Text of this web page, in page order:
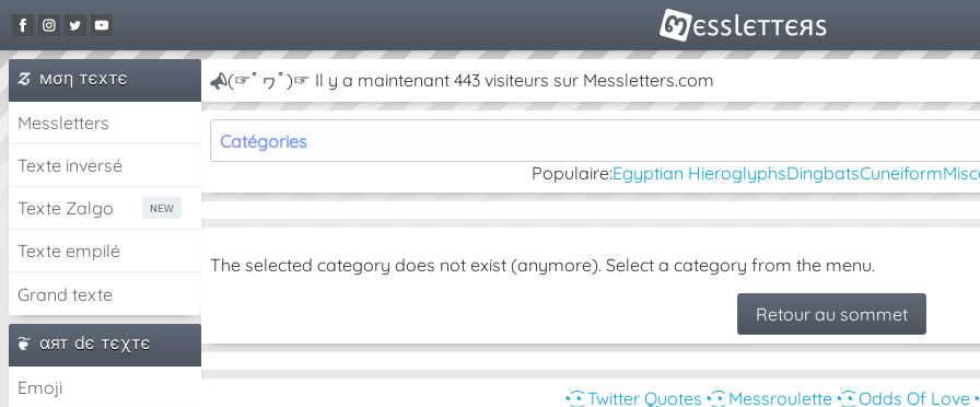
мση тєxтє
Messletters
Texte inversé
Texte Zalgo
Texte empilé
Grand texte
αят dє тєχтє
Emoji
(☞ﾟヮﾟ)☞ Il y a maintenant 443 visiteurs sur Messletters.com
Catégories
Populaire:Egyptian HieroglyphsDingbatsCuneiform
The selected category does not exist (anymore). Select a category from the menu.
Retour au sommet
◔͜͡◔ Twitter Quotes ◔͜͡◔ Messroulette◔͜͡◔ Odds Of Love